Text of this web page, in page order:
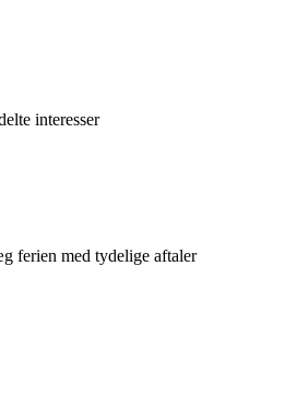
interesser
ferien med tydelige aftaler